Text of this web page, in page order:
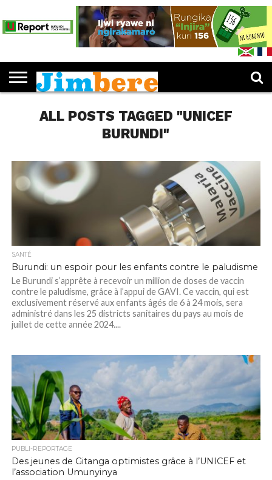
PUBLICATIONS
DOSSIERS
MUKENYEZI
RY’ABANA
JIMBERE
ALL POSTS TAGGED "UNICEF
BURUNDI"
SANTÉ
Burundi: un espoir pour les enfants contre le paludisme
Le Burundi s’apprête à recevoir un million de doses de vaccin
contre le paludisme, grâce à l’appui de GAVI. Ce vaccin, qui est
exclusivement réservé aux enfants âgés de 6 à 24 mois, sera
administré dans les 25 districts sanitaires du pays au mois de
juillet de cette année 2024....
PUBLI-REPORTAGE
Des jeunes de Gitanga optimistes grâce à l’UNICEF et
l’association Umunyinya